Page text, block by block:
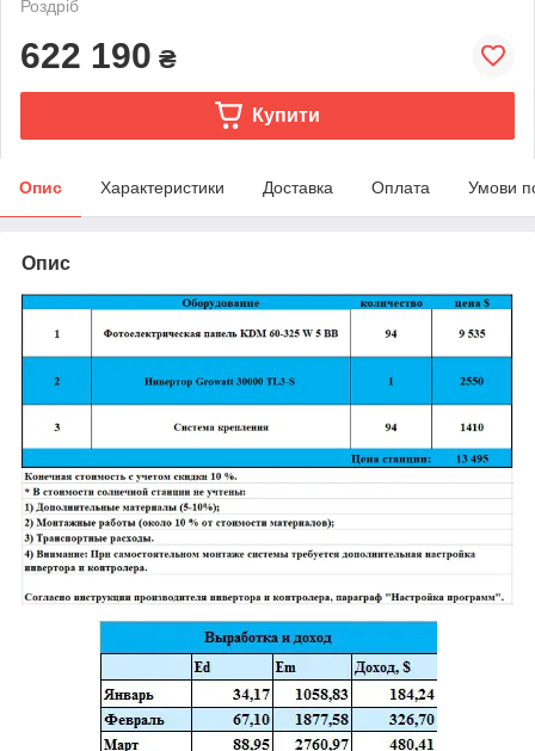
Роздріб
622 190 ₴
Купити
Опис Характеристики Доставка Оплата Умови
Опис